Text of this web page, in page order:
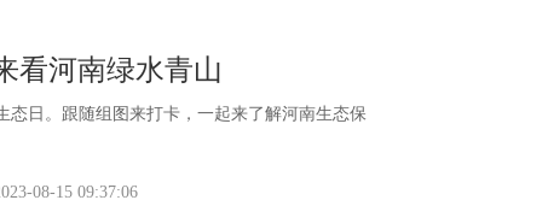
看河南绿水青山
态日。跟随组图来打卡，一起来了解河南生态保
08-15 09:37:06